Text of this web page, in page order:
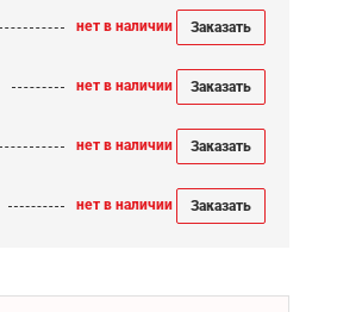
нет в наличии Заказать
нет в наличии Заказать
нет в наличии Заказать
нет в наличии Заказать